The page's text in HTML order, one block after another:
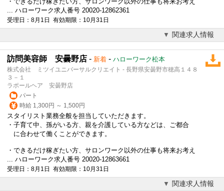
... ハローワーク求人番号 20020-12862361
受理日：8月1日 有効期限：10月31日
関連求人情報
訪問美容師 安曇野店 - 新着 - ハローワーク松本
株式会社 ミツイユニバーサルクリエイト - 長野県安曇野市穂高１４８
３－１
ラポールヘア 安曇野店
パート
時給 1,300円 ～ 1,500円
スタイリスト業務全般を担当していただきます。
・子育て中、孫がいる方、親を介護している方などは、ご都合
に合わせて働くことができます。
・できるだけ稼ぎたい方、サロンワーク以外の仕事も将来お考え
... ハローワーク求人番号 20020-12863661
受理日：8月1日 有効期限：10月31日
関連求人情報